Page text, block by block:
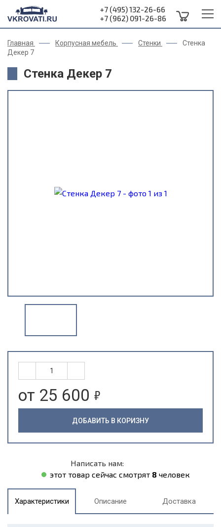
+7 (495) 132-26-66
+7 (962) 091-26-86
Главная Корпусная мебель Стенки
Стенка
Декер 7
Стенка Декер 7
от 25 600 5
ДОБАВИТЬ В КОРИЗНУ
Написать нам:
этот товар сейчас смотрят 8 человек
Характеристики Описание Доставка